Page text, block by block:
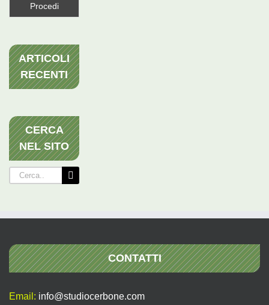
ARTICOLI
RECENTI
CERCA
NEL SITO
Cerca
per:
CONTATTI
Email: info@studiocerbone.com